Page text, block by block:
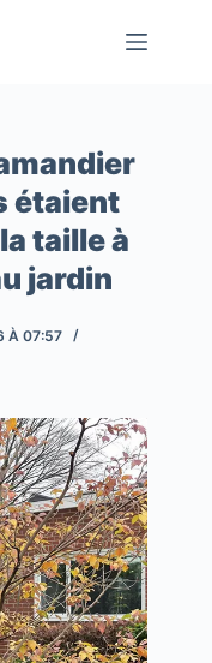
étaient
taille à
jardin
À 07:57